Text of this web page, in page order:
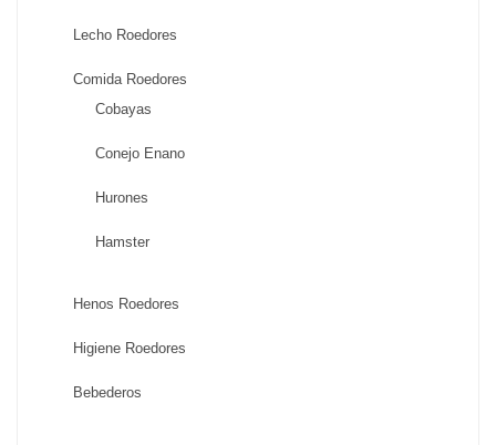
Lecho Roedores
Comida Roedores
Cobayas
Conejo Enano
Hurones
Hamster
Henos Roedores
Higiene Roedores
Bebederos